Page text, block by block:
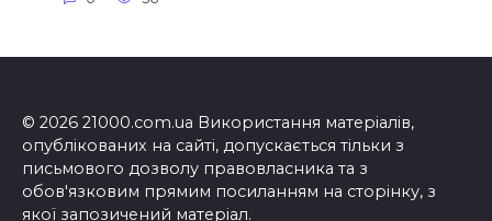
© 2026 21000.com.ua Використання матеріалів,
опублікованих на сайті, допускається тільки з
письмового дозволу правовласника та з
обов'язковим прямим посиланням на сторінку, з
якої запозичений матеріал.